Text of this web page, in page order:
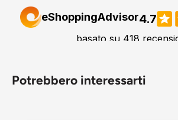
Potrebbero interessarti